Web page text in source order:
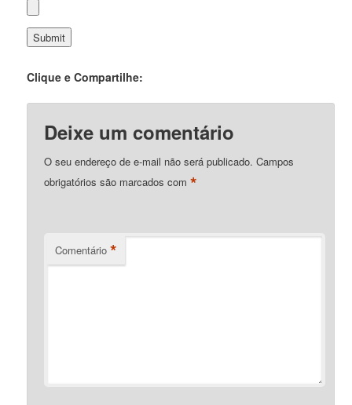
Clique e Compartilhe:
Deixe um comentário
O seu endereço de e-mail não será publicado. Campos
obrigatórios são marcados com*
Comentário *